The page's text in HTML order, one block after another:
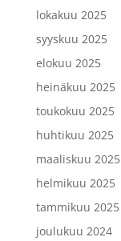
lokakuu 2025
syyskuu 2025
elokuu 2025
heinäkuu 2025
toukokuu 2025
huhtikuu 2025
maaliskuu 2025
helmikuu 2025
tammikuu 2025
joulukuu 2024